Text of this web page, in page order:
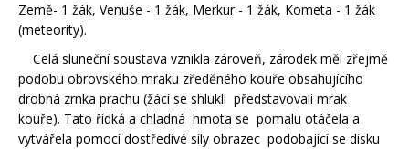
Země- 1 žák, Venuše - 1 žák, Merkur - 1 žák, Kometa - 1 žák
(meteority).
Celá sluneční soustava vznikla zároveň, zárodek měl zřejmě
podobu obrovského mraku zředěného kouře obsahujícího
drobná zrnka prachu (žáci se shlukli představovali mrak
kouře). Tato řídká a chladná hmota se pomalu otáčela a
vytvářela pomocí dostředivé síly obrazec podobající se disku